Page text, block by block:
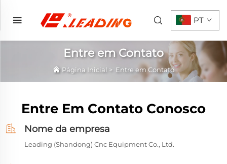
PT
Entre em Contato
Página Inicial > Entre em Contato
Entre Em Contato Conosco
Nome da empresa
Leading (Shandong) Cnc Equipment Co., Ltd.